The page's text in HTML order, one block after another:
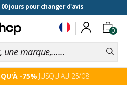
100 jours pour changer d'avis
0
-75% JUSQU'AU 25/08